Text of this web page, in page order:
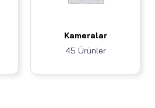
Kameralar
45 Ürünler